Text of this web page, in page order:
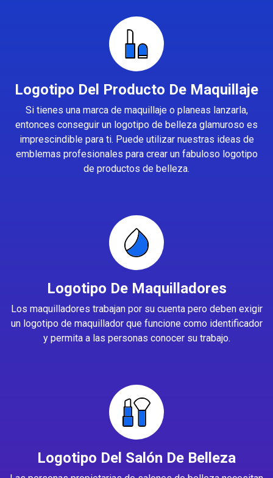
Logotipo Del Producto De Maquillaje
Si tienes una marca de maquillaje o planeas lanzarla,
entonces conseguir un logotipo de belleza glamuroso es
imprescindible para ti. Puede utilizar nuestras ideas de
emblemas profesionales para crear un fabuloso logotipo
de productos de belleza.
Logotipo De Maquilladores
Los maquilladores trabajan por su cuenta pero deben exigir
un logotipo de maquillador que funcione como identificador
y permita a las personas conocer su trabajo.
Logotipo Del Salón De Belleza